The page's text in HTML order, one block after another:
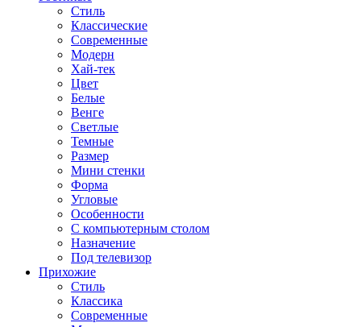
Стиль
Классические
Современные
Модерн
Хай-тек
Цвет
Белые
Венге
Светлые
Темные
Размер
Мини стенки
Форма
Угловые
Особенности
С компьютерным столом
Назначение
Под телевизор
Прихожие
Стиль
Классика
Современные